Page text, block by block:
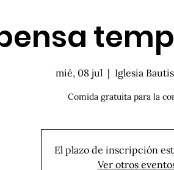
mié, 08 jul
  |
Iglesia
Comida gratuita para la
El plazo de inscripción
Ver otros